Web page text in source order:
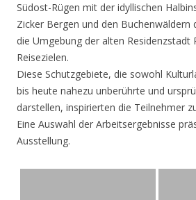
Südost-Rügen mit der idyllischen
Zicker Bergen und den Buchenwäldern
die Umgebung der alten Residenzstadt
Reisezielen.
Diese Schutzgebiete, die sowohl
bis heute nahezu unberührte und
darstellen, inspirierten die Teilnehmer
Eine Auswahl der Arbeitsergebnisse
Ausstellung.